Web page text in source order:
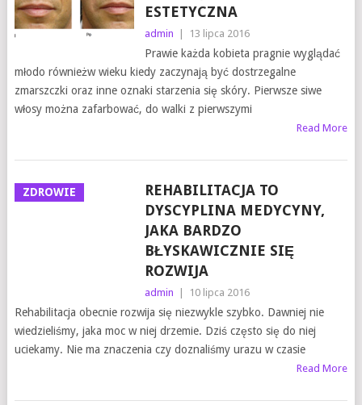
ESTETYCZNA
admin 13 lipca 2016
Prawie każda kobieta pragnie wyglądać
młodo równieżw wieku kiedy zaczynają być dostrzegalne
zmarszczki oraz inne oznaki starzenia się skóry. Pierwsze siwe
włosy można zafarbować, do walki z pierwszymi
Read More
ZDROWIE
REHABILITACJA TO
DYSCYPLINA MEDYCYNY,
JAKA BARDZO
BŁYSKAWICZNIE SIĘ
ROZWIJA
admin 10 lipca 2016
Rehabilitacja obecnie rozwija się niezwykle szybko. Dawniej nie
wiedzieliśmy, jaka moc w niej drzemie. Dziś często się do niej
uciekamy. Nie ma znaczenia czy doznaliśmy urazu w czasie
Read More